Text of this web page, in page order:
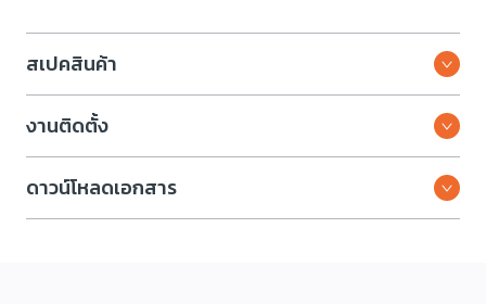
สเปคสินค้า
งานติดตั้ง
ดาวน์โหลดเอกสาร